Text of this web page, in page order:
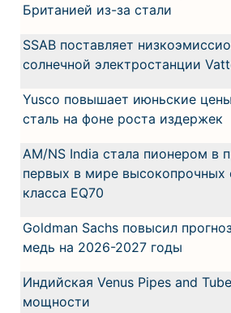
Британией из-за стали
SSAB поставляет
солнечной электростанции
Yusco повышает июньские
сталь на фоне роста издержек
AM/NS India стала пионером в
первых в мире высокопрочных
класса EQ70
Goldman Sachs повысил
медь на 2026-2027 годы
Индийская Venus Pipes and
мощности